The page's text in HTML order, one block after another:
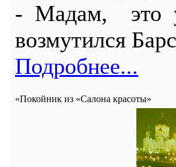
- Мадам, это
возмутился
Подробнее...
«Покойник из «Салона красоты»